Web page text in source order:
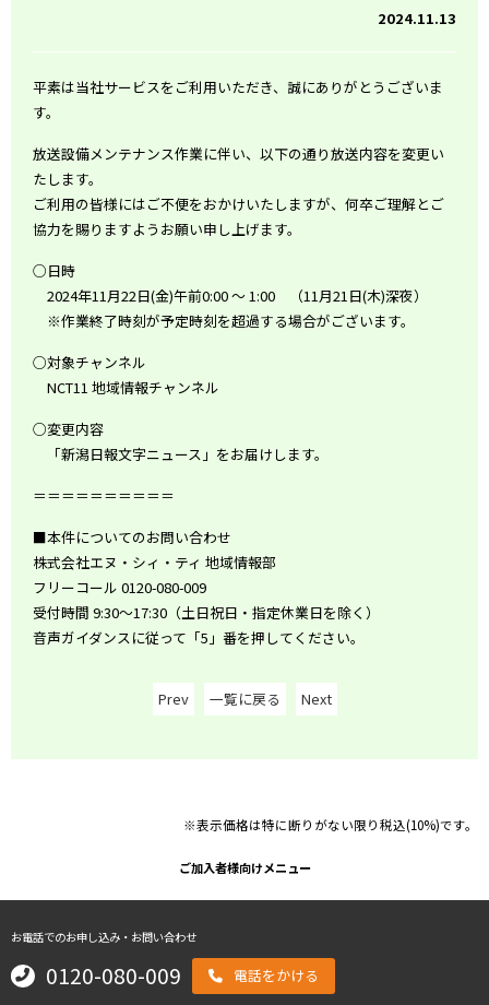
2024.11.13
平素は当社サービスをご利用いただき、誠にありがとうございま
す。
放送設備メンテナンス作業に伴い、以下の通り放送内容を変更い
たします。
ご利用の皆様にはご不便をおかけいたしますが、何卒ご理解とご
協力を賜りますようお願い申し上げます。
○日時
2024年11月22日(金)午前0:00 ～ 1:00 （11月21日(木)深夜）
※作業終了時刻が予定時刻を超過する場合がございます。
○対象チャンネル
NCT11 地域情報チャンネル
○変更内容
「新潟日報文字ニュース」をお届けします。
＝＝＝＝＝＝＝＝＝＝
■本件についてのお問い合わせ
株式会社エヌ・シィ・ティ 地域情報部
フリーコール 0120-080-009
受付時間 9:30～17:30（土日祝日・指定休業日を除く）
音声ガイダンスに従って「5」番を押してください。
Prev 一覧に戻る Next
※表示価格は特に断りがない限り税込(10%)です。
ご加入者様向けメニュー
お電話でのお申し込み・お問い合わせ
0120-080-009 電話をかける